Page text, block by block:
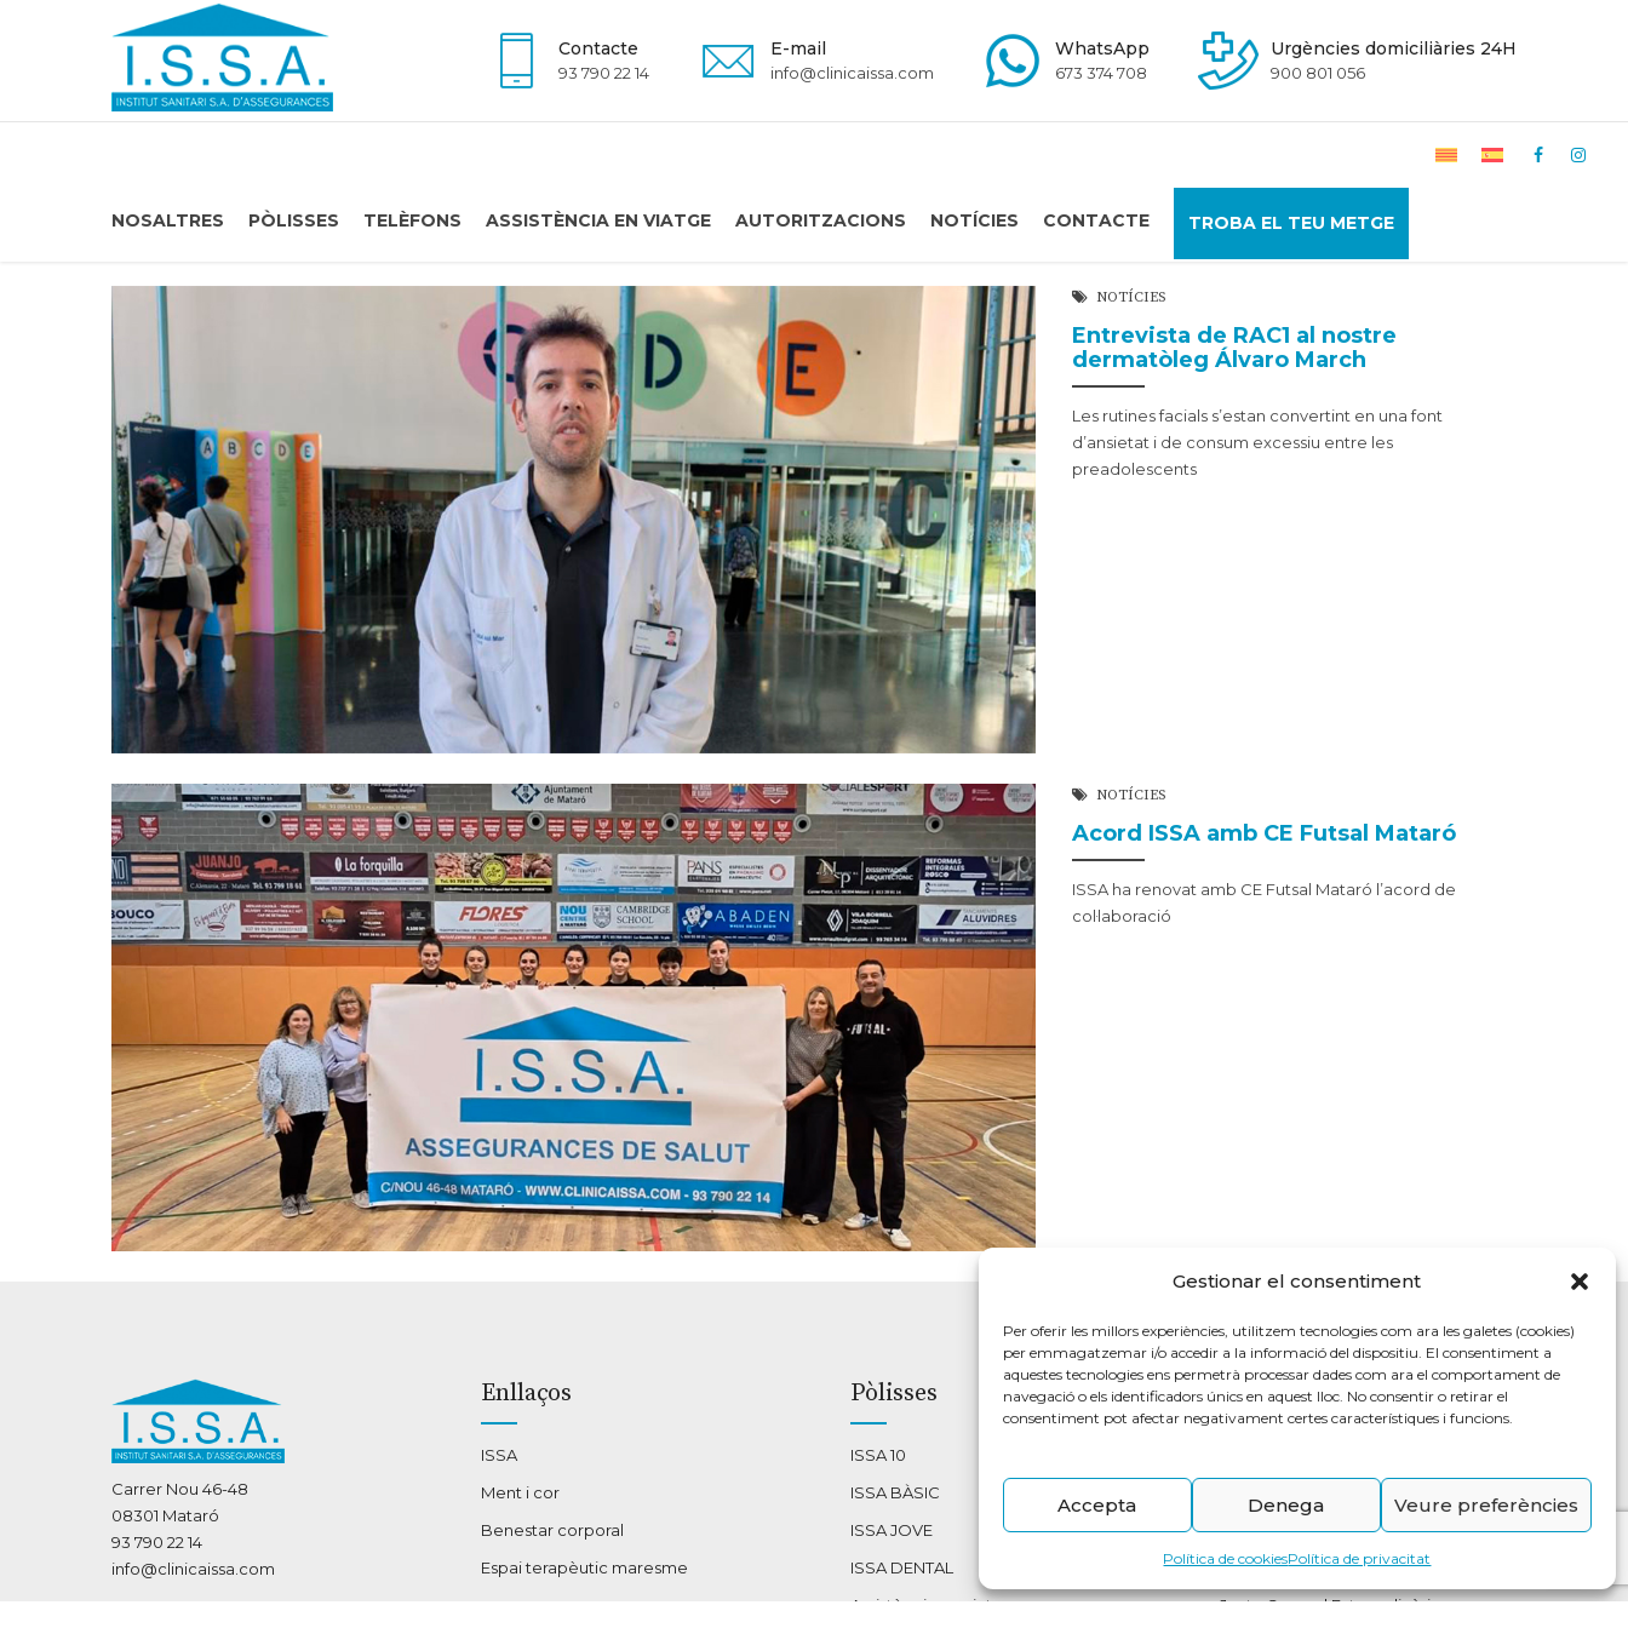
Gestionar el consentiment
Per oferir les millors experiències, utilitzem tecnologies com ara les galetes (cookies)
per emmagatzemar i/o accedir a la informació del dispositiu. El consentiment a
aquestes tecnologies ens permetrà processar dades com ara el comportament de
navegació o els identificadors únics en aquest lloc. No consentir o retirar el
consentiment pot afectar negativament certes característiques i funcions.
Accepta Denega Veure preferències
Política de cookiesPolítica de privacitat
Contacte
93 790 22 14
E-mail
info@clinicaissa.com
WhatsApp
673 374 708
Urgències domiciliàries 24H
900 801 056
NOSALTRES PÒLISSES TELÈFONS ASSISTÈNCIA EN VIATGE AUTORITZACIONS NOTÍCIES CONTACTE TROBA EL TEU METGE
NOTÍCIES
Entrevista de RAC1 al nostre
dermatòleg Álvaro March
Les rutines facials s’estan convertint en una font
d’ansietat i de consum excessiu entre les
preadolescents
NOTÍCIES
Acord ISSA amb CE Futsal Mataró
ISSA ha renovat amb CE Futsal Mataró l’acord de
col·laboració
Carrer Nou 46-48
08301 Mataró
93 790 22 14
info@clinicaissa.com
Enllaços
ISSA
Ment i cor
Benestar corporal
Espai terapèutic maresme
Pòlisses
ISSA 10
ISSA BÀSIC
ISSA JOVE
ISSA DENTAL
Assistència en viatge
Altres
Transparència
Canal intern d’informació
Junta General Extraordinària